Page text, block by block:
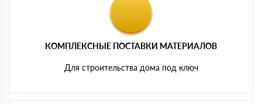
КОМПЛЕКСНЫЕ ПОСТАВКИ МАТЕРИАЛОВ
Для строительства дома под ключ